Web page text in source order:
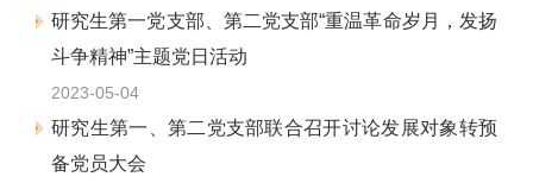
研究生第一党支部、第二党支部“重温革命岁月，发扬
斗争精神”主题党日活动
2023-05-04
研究生第一、第二党支部联合召开讨论发展对象转预
备党员大会